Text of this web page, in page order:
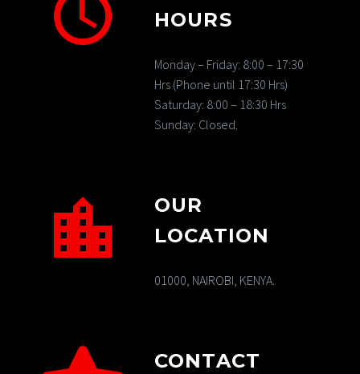
HOURS
Monday – Friday: 8:00 – 17:30
Hrs (Phone until 17:30 Hrs)
Saturday: 8:00 – 18:30 Hrs
Sunday: Closed.
OUR
LOCATION
01000, NAIROBI, KENYA.
CONTACT